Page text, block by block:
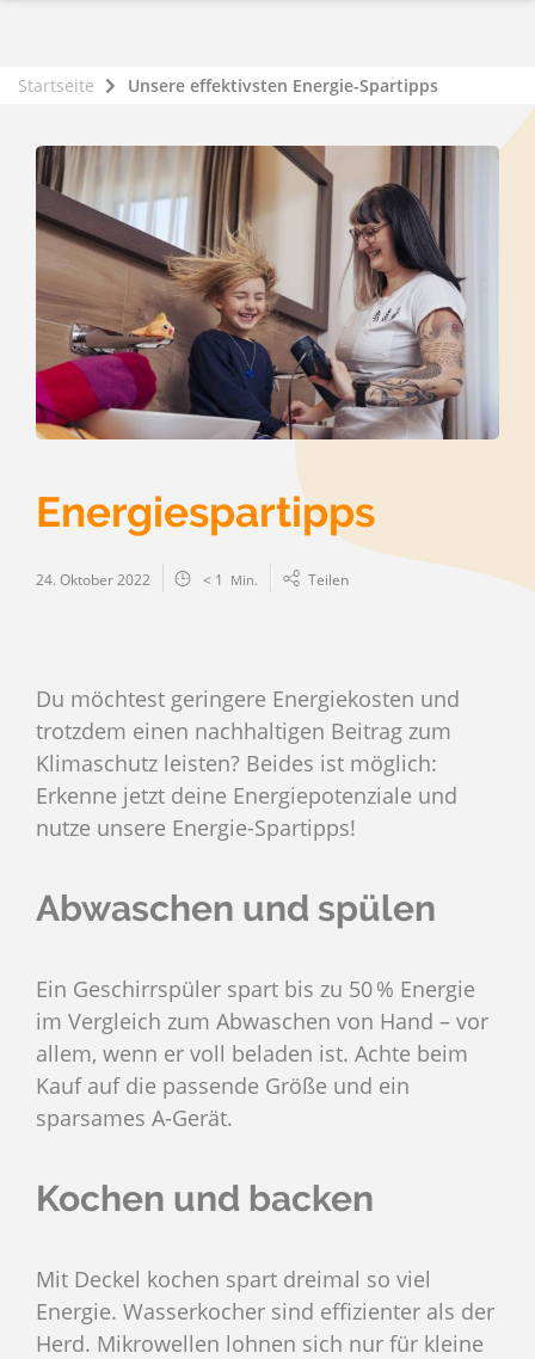
Startseite Unsere effektivsten Energie-Spartipps
Energiespartipps
24. Oktober 2022 < 1 Min. Teilen
Du möchtest geringere Energiekosten und
trotzdem einen nachhaltigen Beitrag zum
Klimaschutz leisten? Beides ist möglich:
Erkenne jetzt deine Energiepotenziale und
nutze unsere Energie-Spartipps!
Abwaschen und spülen
Ein Geschirrspüler spart bis zu 50 % Energie
im Vergleich zum Abwaschen von Hand – vor
allem, wenn er voll beladen ist. Achte beim
Kauf auf die passende Größe und ein
sparsames A-Gerät.
Kochen und backen
Mit Deckel kochen spart dreimal so viel
Energie. Wasserkocher sind effizienter als der
Herd. Mikrowellen lohnen sich nur für kleine